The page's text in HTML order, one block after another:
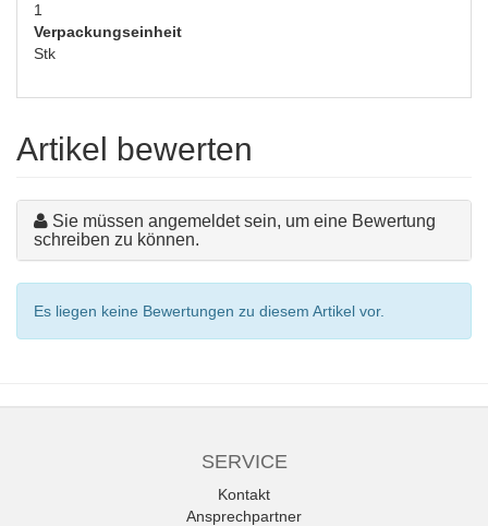
1
Verpackungseinheit
Stk
Artikel bewerten
Sie müssen angemeldet sein, um eine Bewertung
schreiben zu können.
Es liegen keine Bewertungen zu diesem Artikel vor.
SERVICE
Kontakt
Ansprechpartner